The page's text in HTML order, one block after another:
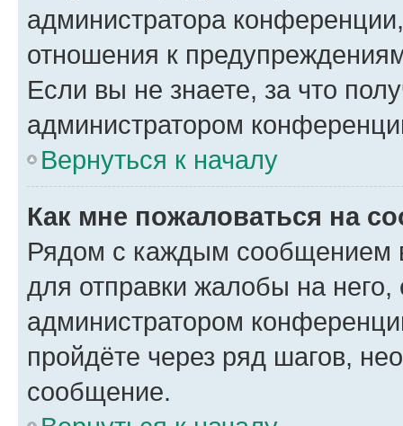
администратора
отношения к
Если вы не знаете, за что
администратором
Вернуться к началу
Как мне пожаловаться на
Рядом с каждым сообщением
для отправки жалобы на
администратором
пройдёте через ряд шагов,
сообщение.